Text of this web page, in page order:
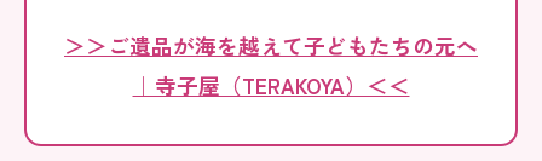
＞＞ご遺品が海を越えて子どもたちの元へ
｜寺子屋（TERAKOYA）＜＜